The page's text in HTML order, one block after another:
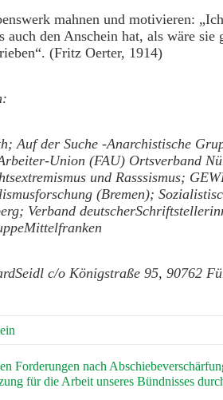
mahnen und motivieren:
auch den Anschein hat, als wäre sie
(Fritz Oerter, 1914)
Auf der Suche -Anarchistische
Union (FAU) Ortsverband
und Rasssismus;
(Bremen);
Verband
c/o Königstraße 95, 90762
Forderungen nach
für die Arbeit unseres Bündnisses